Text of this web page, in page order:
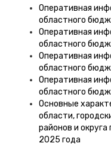
Оперативная
областного
Оперативная
областного
Оперативная
областного
Оперативная
областного
Основные
области,
районов и
2025 года